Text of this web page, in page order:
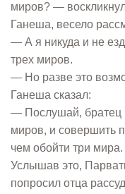
миров? —
Ганеша, весело
— А я никуда и не
трех миров.
— Но разве это
Ганеша сказал:
— Послушай, братец
миров, и совершить
чем обойти три мира.
Услышав это,
попросил отца